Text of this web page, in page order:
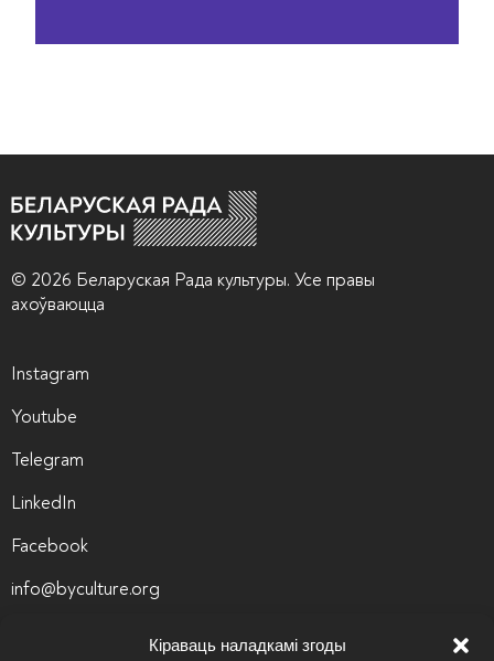
Кіраваць наладкамі згоды
© 2026 Беларуская Рада культуры. Усе правы
ахоўваюцца
Instagram
Youtube
Telegram
LinkedIn
Facebook
info@byculture.org